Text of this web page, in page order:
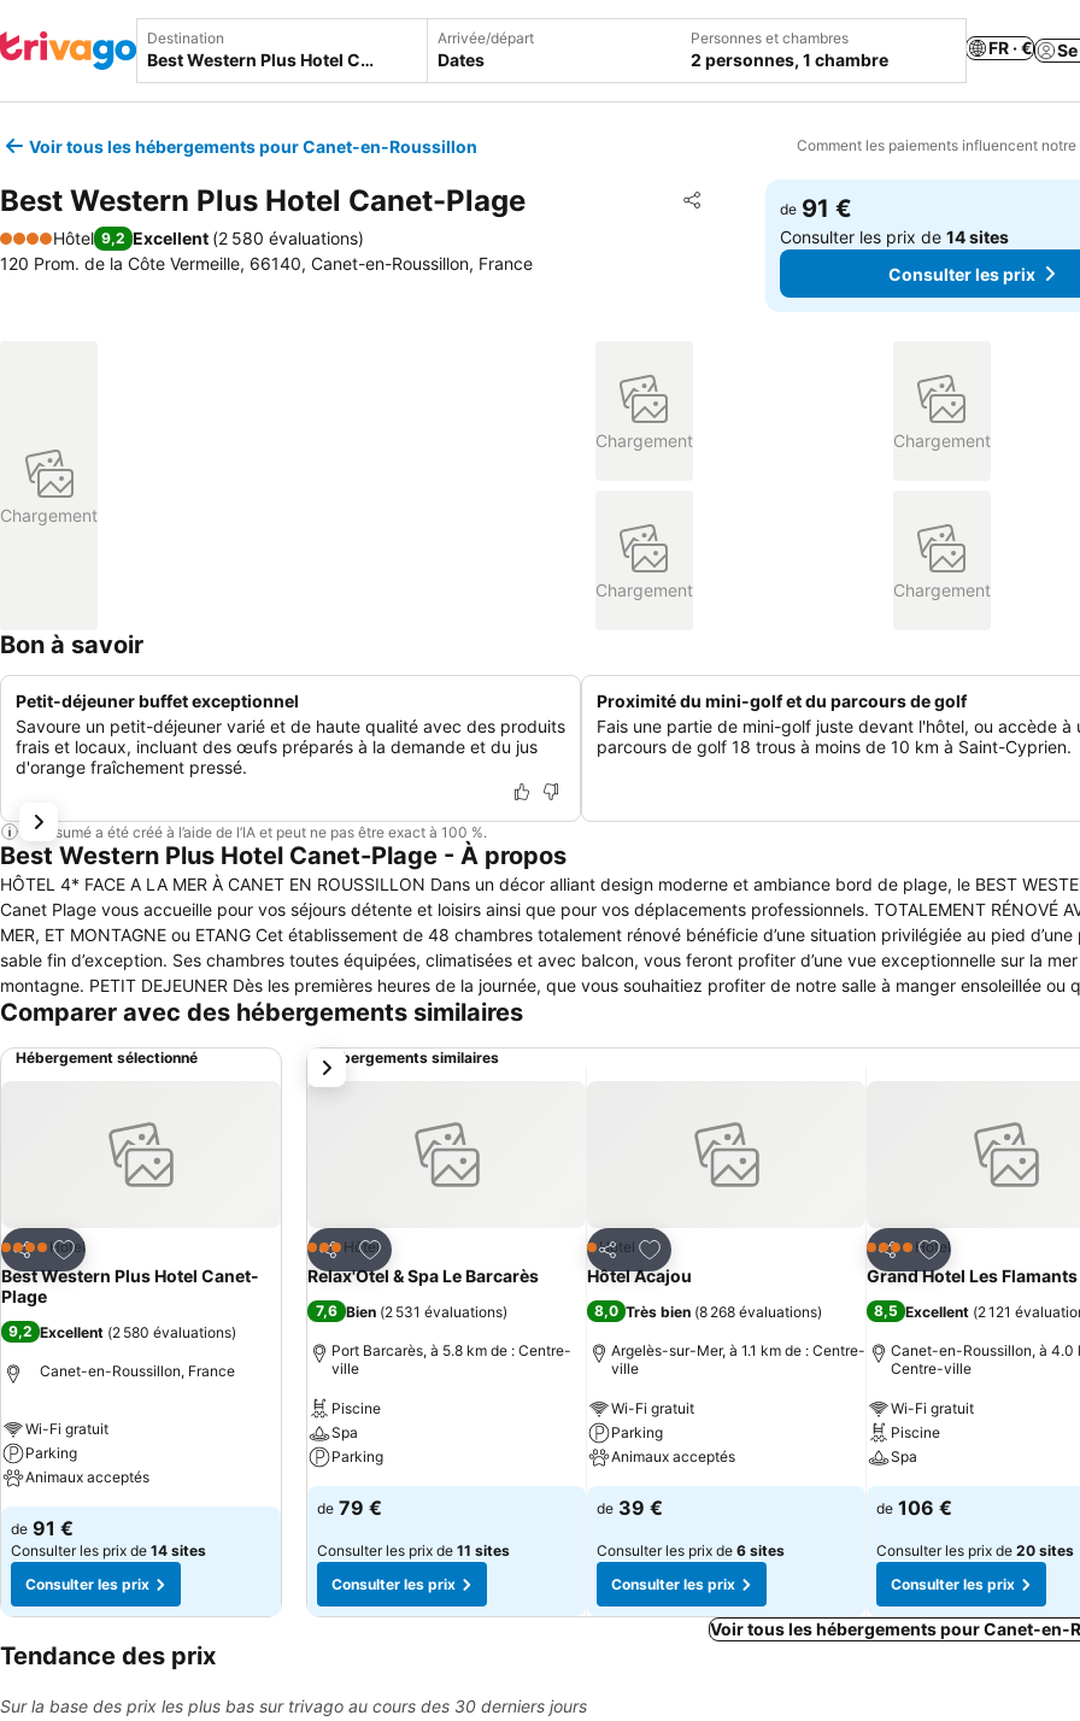
Destination Arrivée/départ
Dates
Personnes et chambres
2 personnes, 1 chambre
FR · €
Voir tous les hébergements pour Canet-en-Roussillon Comment les paiements influencent
Best Western Plus Hotel Canet-Plage Partager
Ajouter à mes favoris
4 Étoiles
Hôtel 9,2 Excellent (2 580 évaluations)
120 Prom. de la Côte Vermeille, 66140, Canet-en-Roussillon, France
de 91 €
Consulter les prix de14 sites
Consulter les prix
Chargement
Chargement Chargement
Chargement Chargement
Bon à savoir
Petit-déjeuner buffet exceptionnel
Savoure un petit-déjeuner varié et de haute qualité avec des produits
frais et locaux, incluant des œufs préparés à la demande et du jus
d'orange fraîchement pressé.
Proximité du mini-golf et du parcours de golf
Fais une partie de mini-golf juste devant l'hôtel, ou accède à
parcours de golf 18 trous à moins de 10 km à Saint-Cyprien.
Ce résumé a été créé à l’aide de l’IA et peut ne pas être exact à 100 %.
Best Western Plus Hotel Canet-Plage - À propos
HÔTEL 4* FACE A LA MER À CANET EN ROUSSILLON Dans un décor alliant design moderne et ambiance bord de plage, le BEST
Canet Plage vous accueille pour vos séjours détente et loisirs ainsi que pour vos déplacements professionnels. TOTALEMENT RÉNOVÉ AVEC VUE SUR
MER, ET MONTAGNE ou ETANG Cet établissement de 48 chambres totalement rénové bénéficie d’une situation privilégiée au pied
sable fin d’exception. Ses chambres toutes équipées, climatisées et avec balcon, vous feront profiter d’une vue exceptionnelle sur la mer
montagne. PETIT DEJEUNER Dès les premières heures de la journée, que vous souhaitiez profiter de notre salle à manger ensoleillée ou que vous
préfériez savourer votre petit-déjeuner au lit ou sur votre balcon, toutes les options sont permises. En buffet ou directement dans votre
petites faims, l’hôtel propose une carte en Room Service disponible 24h/24. Snacking, petits plats, encas sucrés ou salés toutes les
ambiance chaleureuse et confortable lors de ses déplacements Pour notre clientèle loisir, des aménagements de formules demi-pension
organisées avec nos restaurants partenaires. N’attendez pas pour nous contacter et profiter d’un séjour tout compris.
Comparer avec des hébergements similaires
Hébergement sélectionné
Partager
Ajouter à mes favoris
4 ÉtoilesHôtel
Best Western Plus Hotel Canet-
Plage
9,2 Excellent (2 580 évaluations)
Canet-en-Roussillon, France
Wi-Fi gratuit
Parking
Animaux acceptés
de 91 €
Consulter les prix de 14 sites
Consulter les prix
Hébergements similaires
Partager
Ajouter à mes favoris
3 ÉtoilesHôtel
Relax'Otel & Spa Le Barcarès
7,6 Bien (2 531 évaluations)
Port Barcarès, à 5.8 km de : Centre-
ville
Piscine
Spa
Parking
de 79 €
Consulter les prix de 11 sites
Consulter les prix
Partager
Ajouter à mes favoris
1 Étoiles
Hôtel
Hôtel Acajou
8,0 Très bien (8 268 évaluations)
Argelès-sur-Mer, à 1.1 km de : Centre-
ville
Wi-Fi gratuit
Parking
Animaux acceptés
de 39 €
Consulter les prix de 6 sites
Consulter les prix
Partager
Ajouter à mes
4 ÉtoilesHôtel
Grand Hotel Les
8,5 Excellent (2 121
Canet-en-Roussillon, à 4.0
Centre-ville
Wi-Fi gratuit
Piscine
Spa
de 106 €
Consulter les prix de 20 sites
Consulter les prix
suivant
Voir tous les hébergements pour Canet-en-
Tendance des prix
Sur la base des prix les plus bas sur trivago au cours des 30 derniers jours